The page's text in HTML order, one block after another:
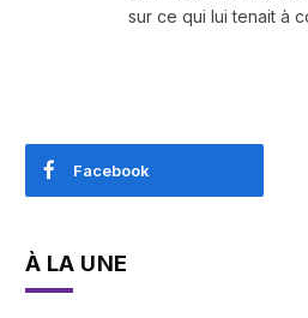
sur ce qui lui tenait à
Facebook
À LA UNE